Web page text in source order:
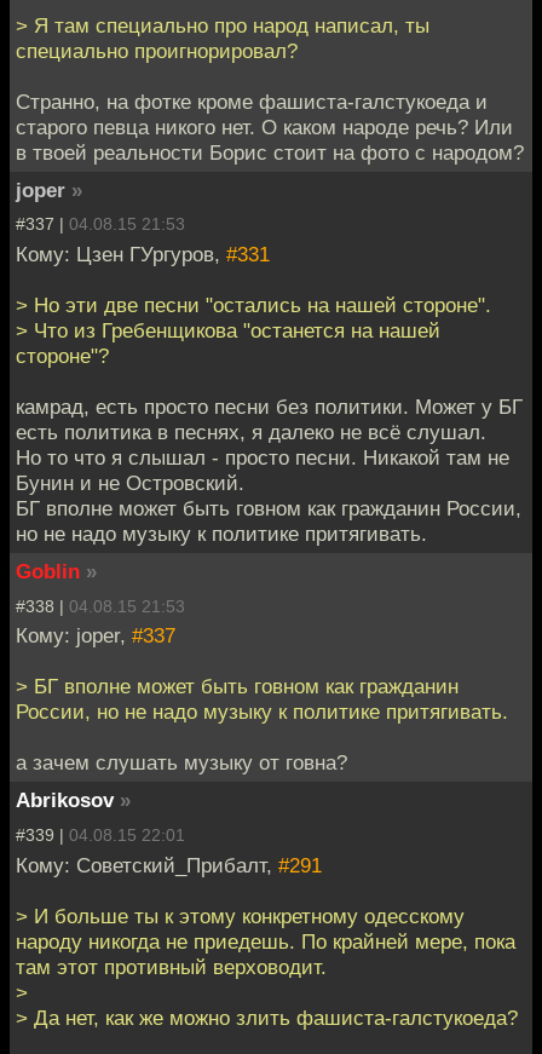
> Я там специально про народ написал, ты
специально проигнорировал?
Странно, на фотке кроме фашиста-галстукоеда и
старого певца никого нет. О каком народе речь? Или
в твоей реальности Борис стоит на фото с народом?
joper »
#337 | 04.08.15 21:53
Кому: Цзен ГУргуров, #331
> Но эти две песни "остались на нашей стороне".
> Что из Гребенщикова "останется на нашей
стороне"?
камрад, есть просто песни без политики. Может у БГ
есть политика в песнях, я далеко не всё слушал.
Но то что я слышал - просто песни. Никакой там не
Бунин и не Островский.
БГ вполне может быть говном как гражданин России,
но не надо музыку к политике притягивать.
Goblin »
#338 | 04.08.15 21:53
Кому: joper, #337
> БГ вполне может быть говном как гражданин
России, но не надо музыку к политике притягивать.
а зачем слушать музыку от говна?
Abrikosov »
#339 | 04.08.15 22:01
Кому: Советский_Прибалт, #291
> И больше ты к этому конкретному одесскому
народу никогда не приедешь. По крайней мере, пока
там этот противный верховодит.
>
> Да нет, как же можно злить фашиста-галстукоеда?